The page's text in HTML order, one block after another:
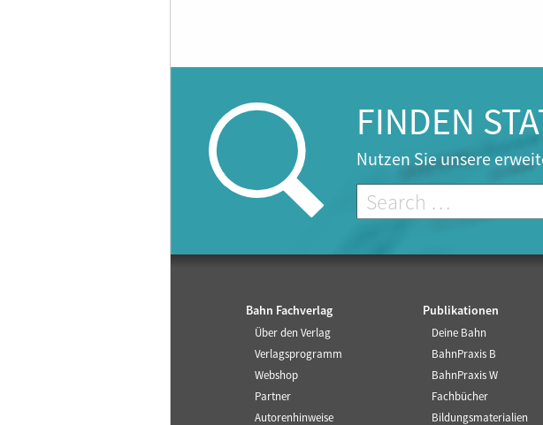
FINDEN
Nutzen Sie unsere
Bahn Fachverlag
Über den Verlag
Verlagsprogramm
Webshop
Partner
Autorenhinweise
Publikationen
Deine Bahn
BahnPraxis B
BahnPraxis W
Fachbücher
Bildungsmaterialien